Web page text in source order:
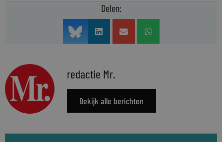
Delen:
redactie Mr.
Bekijk alle berichten